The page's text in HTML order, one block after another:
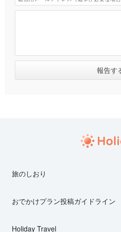
旅のしおり
おでかけプラン投稿ガイドライン
Holiday Travel